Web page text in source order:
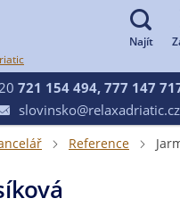

721 154 494, 777 147
slovinsko@relaxadriatic.cz
 Reference 